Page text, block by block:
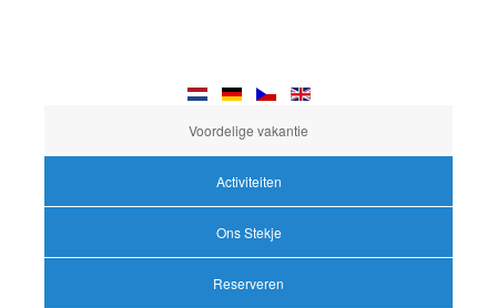
Voordelige vakantie
Activiteiten
Ons Stekje
Reserveren